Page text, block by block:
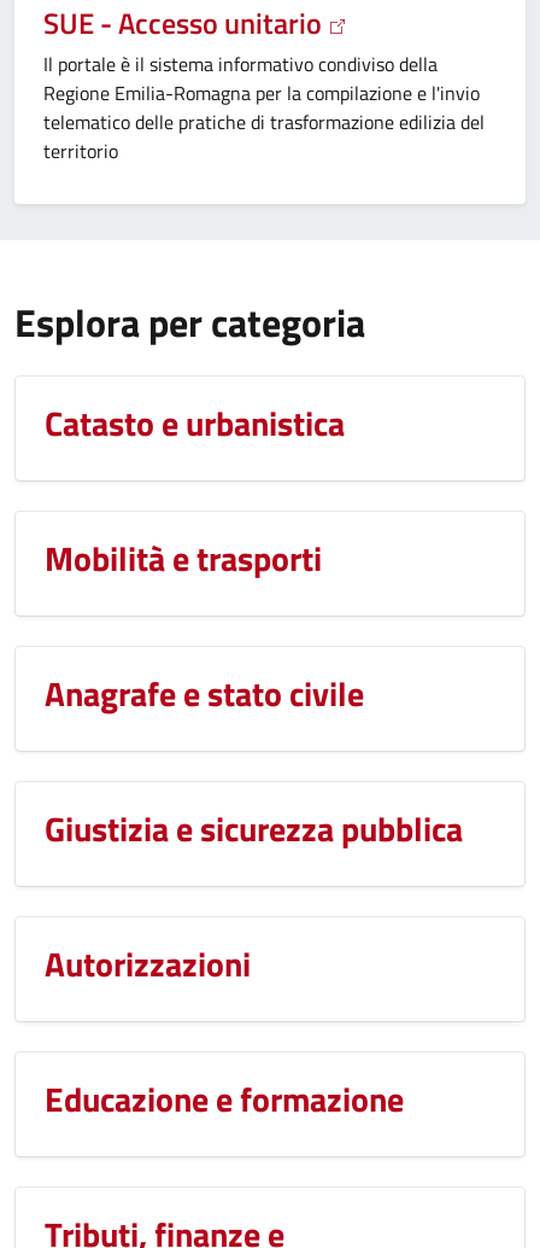
SUE - Accesso unitario
Il portale è il sistema informativo condiviso della
Regione Emilia-Romagna per la compilazione e l'invio
telematico delle pratiche di trasformazione edilizia del
territorio
Esplora per categoria
Catasto e urbanistica
Mobilità e trasporti
Anagrafe e stato civile
Giustizia e sicurezza pubblica
Autorizzazioni
Educazione e formazione
Tributi, finanze e